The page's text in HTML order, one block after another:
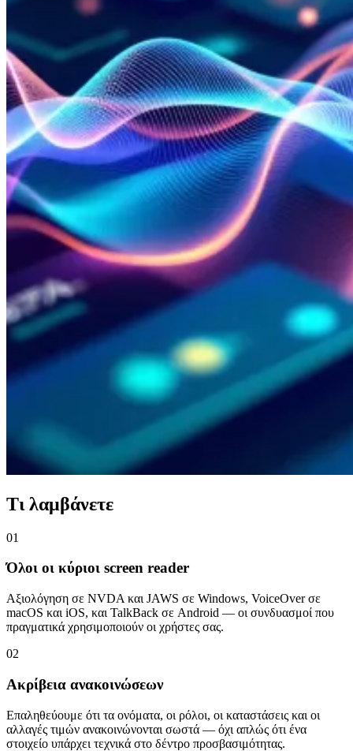
Τι λαμβάνετε
01
Όλοι οι κύριοι screen reader
Αξιολόγηση σε NVDA και JAWS σε Windows, VoiceOver σε
macOS και iOS, και TalkBack σε Android — οι συνδυασμοί που
πραγματικά χρησιμοποιούν οι χρήστες σας.
02
Ακρίβεια ανακοινώσεων
Επαληθεύουμε ότι τα ονόματα, οι ρόλοι, οι καταστάσεις και οι
αλλαγές τιμών ανακοινώνονται σωστά — όχι απλώς ότι ένα
στοιχείο υπάρχει τεχνικά στο δέντρο προσβασιμότητας.